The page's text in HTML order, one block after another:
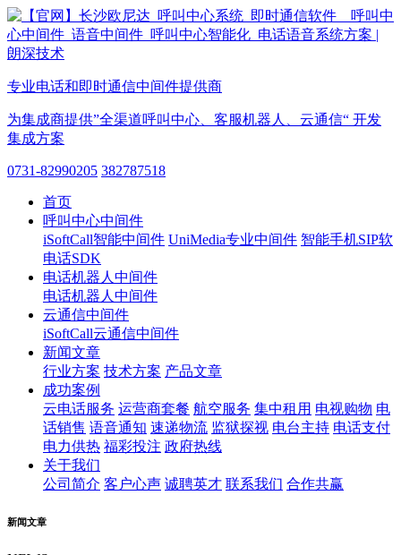
专业电话和即时通信中间件提供商
为集成商提供”全渠道呼叫中心、客服机器人、云通信“ 开发
集成方案
0731-82990205 382787518
首页
呼叫中心中间件
iSoftCall智能中间件 UniMedia专业中间件 智能手机SIP软
电话SDK
电话机器人中间件
电话机器人中间件
云通信中间件
iSoftCall云通信中间件
新闻文章
行业方案 技术方案 产品文章
成功案例
云电话服务 运营商套餐 航空服务 集中租用 电视购物 电
话销售 语音通知 速递物流 监狱探视 电台主持 电话支付
电力供热 福彩投注 政府热线
关于我们
公司简介 客户心声 诚聘英才 联系我们 合作共赢
新闻文章